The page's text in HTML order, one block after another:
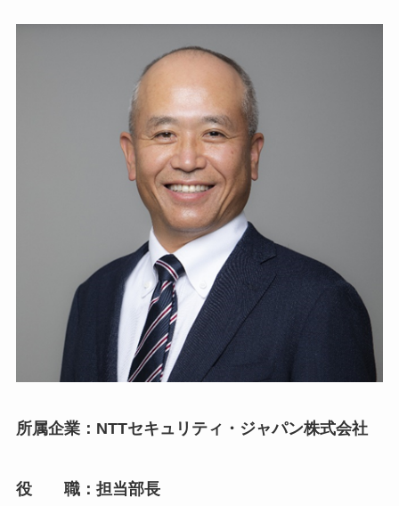
所属企業：NTTセキュリティ・ジャパン株式会社
役 職：担当部長